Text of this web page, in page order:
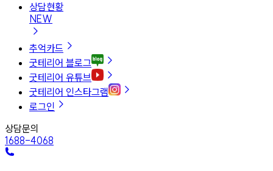
상담현황
NEW
추억카드
굿테리어 블로그
굿테리어 유튜브
굿테리어 인스타그램
로그인
상담문의
1688-4068